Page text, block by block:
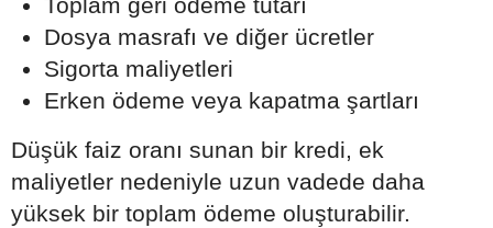
Dosya masrafı ve diğer ücretler
Sigorta maliyetleri
Erken ödeme veya kapatma şartları
Düşük faiz oranı sunan bir kredi, ek
maliyetler nedeniyle uzun vadede daha
yüksek bir toplam ödeme oluşturabilir.